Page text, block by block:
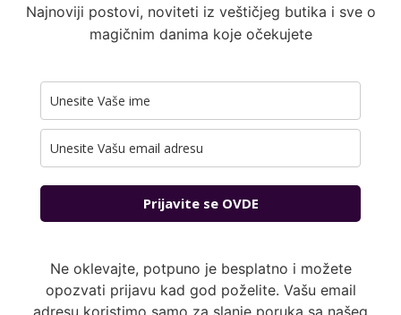
Najnoviji postovi, noviteti iz veštičjeg butika i sve o
magičnim danima koje očekujete
Prijavite se OVDE
Ne oklevajte, potpuno je besplatno i možete
opozvati prijavu kad god poželite. Vašu email